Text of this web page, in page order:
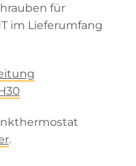
für
im Lieferumfang
.